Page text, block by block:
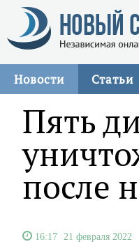
Новости Статьи
Пять
после
16:17 21 февраля 2022